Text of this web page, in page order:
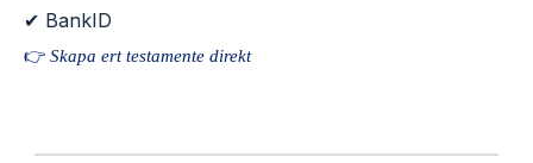
✔ BankID
👉 Skapa ert testamente direkt